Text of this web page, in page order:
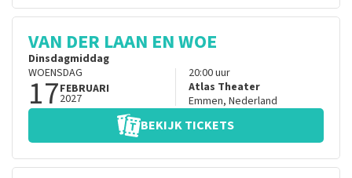
VAN DER LAAN EN WOE
Dinsdagmiddag
WOENSDAG
17FEBRUARI
2027
20:00uur
Atlas Theater
Emmen, Nederland
BEKIJK TICKETS